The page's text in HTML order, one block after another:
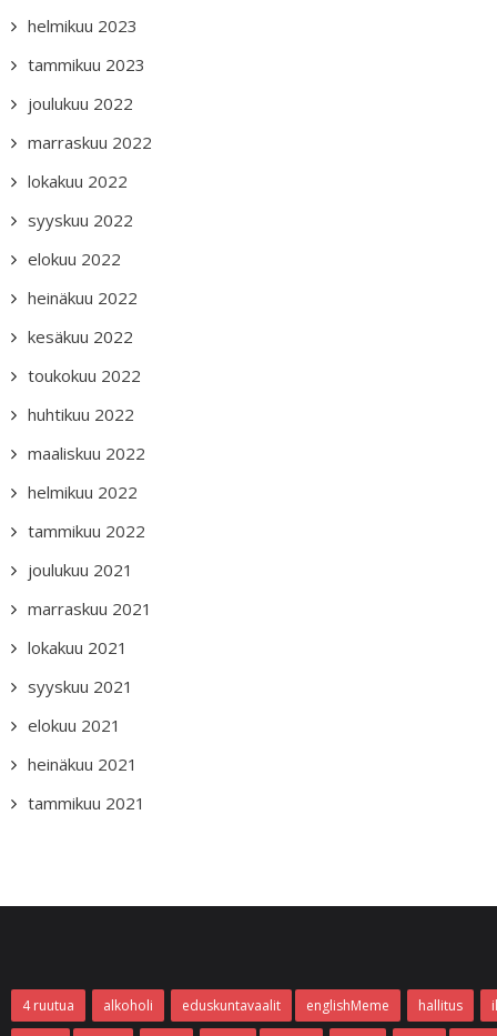
helmikuu 2023
tammikuu 2023
joulukuu 2022
marraskuu 2022
lokakuu 2022
syyskuu 2022
elokuu 2022
heinäkuu 2022
kesäkuu 2022
toukokuu 2022
huhtikuu 2022
maaliskuu 2022
helmikuu 2022
tammikuu 2022
joulukuu 2021
marraskuu 2021
lokakuu 2021
syyskuu 2021
elokuu 2021
heinäkuu 2021
tammikuu 2021
4 ruutua alkoholi eduskuntavaalit englishMeme hallitus